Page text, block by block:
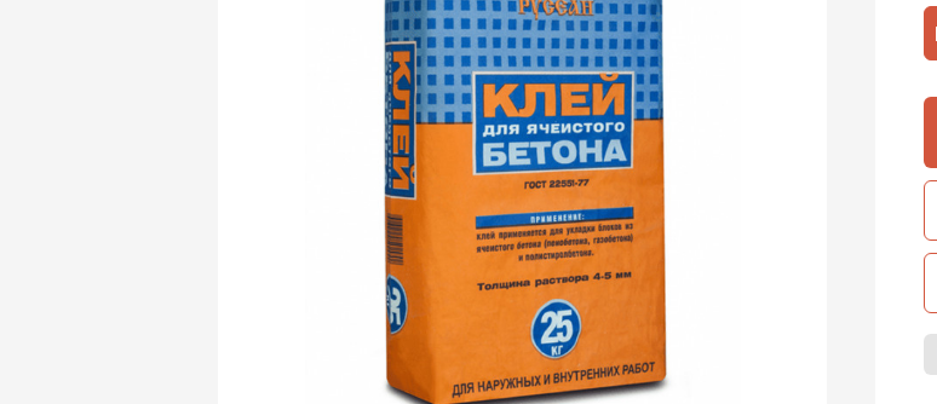
Газосиликат
Газобетон ЛСР
Газобетон Poritep
Газобетон ДСК Грас
Газобетон CubiBlock
Газобетон Калужский
Газобетон ВКБлок
Газобетон Могилевский КСИ
Газобетон Забудова
Газобетон Могилевский Газосиликат